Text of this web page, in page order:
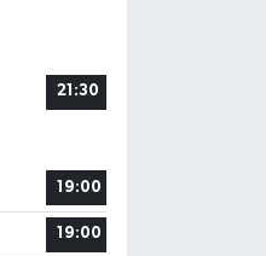
21:30
19:00
19:00